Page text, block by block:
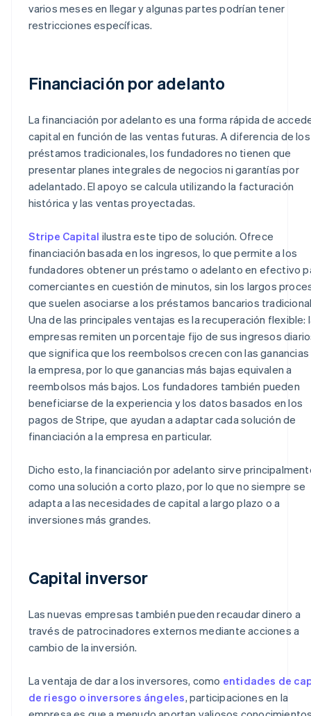
varios meses en llegar y algunas partes podrían tener
restricciones específicas.
Financiación por adelanto
La financiación por adelanto es una forma rápida de
capital en función de las ventas futuras. A diferencia de los
préstamos tradicionales, los fundadores no tienen que
presentar planes integrales de negocios ni garantías por
adelantado. El apoyo se calcula utilizando la facturación
histórica y las ventas proyectadas.
Stripe Capital ilustra este tipo de solución. Ofrece
financiación basada en los ingresos, lo que permite a los
fundadores obtener un préstamo o adelanto en efectivo
comerciantes en cuestión de minutos, sin los largos
que suelen asociarse a los préstamos bancarios
Una de las principales ventajas es la recuperación flexible:
empresas remiten un porcentaje fijo de sus ingresos
que significa que los reembolsos crecen con las
la empresa, por lo que ganancias más bajas equivalen a
reembolsos más bajos. Los fundadores también pueden
beneficiarse de la experiencia y los datos basados en los
pagos de Stripe, que ayudan a adaptar cada solución de
financiación a la empresa en particular.
Dicho esto, la financiación por adelanto sirve
como una solución a corto plazo, por lo que no siempre se
adapta a las necesidades de capital a largo plazo o a
inversiones más grandes.
Capital inversor
Las nuevas empresas también pueden recaudar dinero a
través de patrocinadores externos mediante acciones a
cambio de la inversión.
La ventaja de dar a los inversores, como entidades de
de riesgo o inversores ángeles, participaciones en la